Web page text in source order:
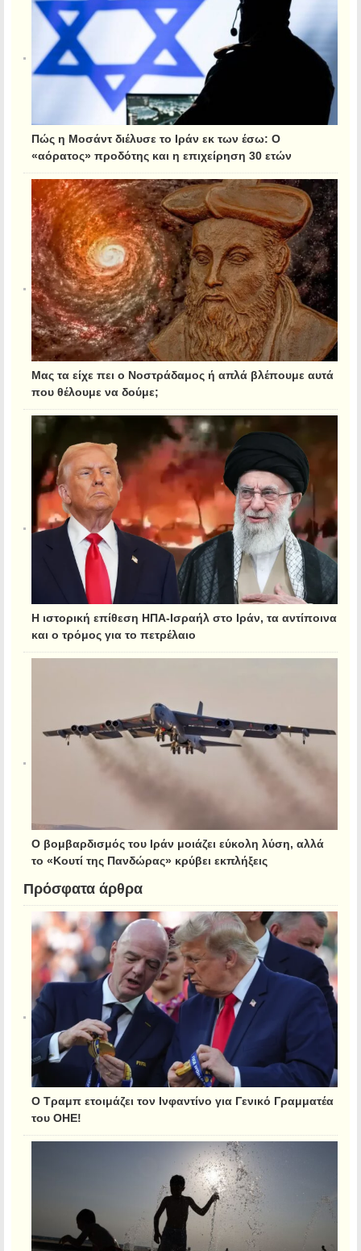
Πώς η Μοσάντ διέλυσε το Ιράν εκ των έσω: Ο
«αόρατος» προδότης και η επιχείρηση 30 ετών
Μας τα είχε πει ο Νοστράδαμος ή απλά βλέπουμε αυτά
που θέλουμε να δούμε;
Η ιστορική επίθεση ΗΠΑ-Ισραήλ στο Ιράν, τα αντίποινα
και ο τρόμος για το πετρέλαιο
Ο βομβαρδισμός του Ιράν μοιάζει εύκολη λύση, αλλά
το «Κουτί της Πανδώρας» κρύβει εκπλήξεις
Πρόσφατα άρθρα
Ο Τραμπ ετοιμάζει τον Ινφαντίνο για Γενικό Γραμματέα
του ΟΗΕ!